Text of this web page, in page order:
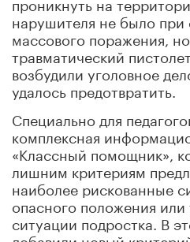
нарушителя не было при
массового поражения,
травматический
возбудили уголовное
удалось предотвратить.
Специально для
комплексная
«Классный помощник»,
лишним критериям
наиболее рискованные
опасного положения
ситуации подростка. В